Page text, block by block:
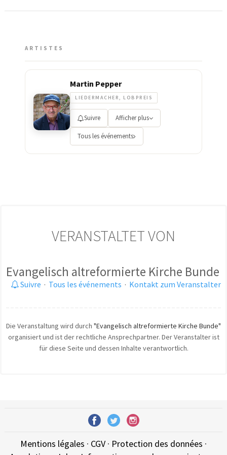
ARTISTES
Martin Pepper
LIEDERMACHER, LOBPREIS
Suivre Afficher plus
Tous les événements
VERANSTALTET VON
Evangelisch altreformierte Kirche Bunde
Suivre · Tous les événements · Kontakt zum Veranstalter
Die Veranstaltung wird durch "Evangelisch altreformierte Kirche Bunde"
organisiert und ist der rechtliche Ansprechpartner. Der Veranstalter ist
für diese Seite und dessen Inhalte verantwortlich.
Mentions légales · CGV· Protection des données ·